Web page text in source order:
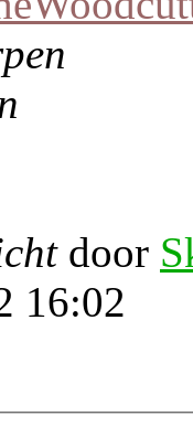
door
16:02